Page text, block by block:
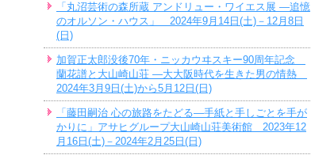
「丸沼芸術の森所蔵 アンドリュー・ワイエス展 ―追憶
のオルソン・ハウス」 2024年9月14日(土)－12月8日
(日)
加賀正太郎没後70年・ニッカウヰスキー90周年記念
蘭花譜と大山崎山荘 ―大大阪時代を生きた男の情熱
2024年3月9日(土)から5月12日(日)
「藤田嗣治 心の旅路をたどる―手紙と手しごとを手が
かりに」アサヒグループ大山崎山荘美術館 2023年12
月16日(土)－2024年2月25日(日)